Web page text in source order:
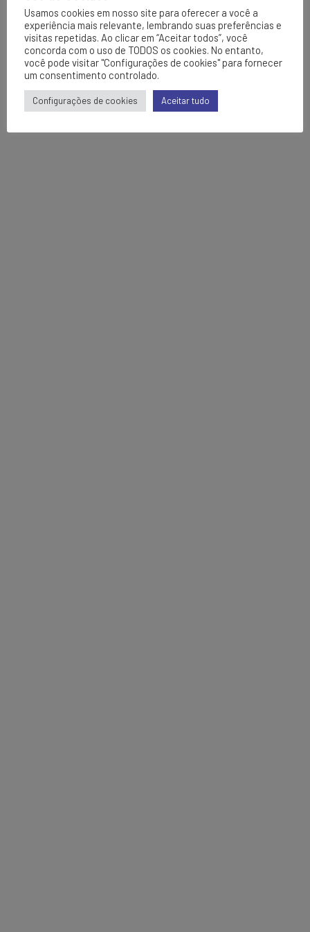
Usamos cookies em nosso site para oferecer a você a
experiência mais relevante, lembrando suas preferências e
visitas repetidas. Ao clicar em “Aceitar todos”, você
concorda com o uso de TODOS os cookies. No entanto,
você pode visitar "Configurações de cookies" para fornecer
um consentimento controlado.
Configurações de cookies Aceitar tudo